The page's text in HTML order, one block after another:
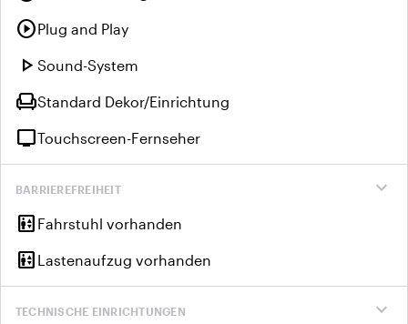
play_circlePlug and Play
play_arrow Sound-System
chairStandard Dekor/Einrichtung
tvTouchscreen-Fernseher
expand_more
BARRIEREFREIHEIT
elevator Fahrstuhl vorhanden
elevator Lastenaufzug vorhanden
expand_more
TECHNISCHE EINRICHTUNGEN